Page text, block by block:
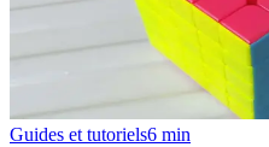
Guides et tutoriels6 min